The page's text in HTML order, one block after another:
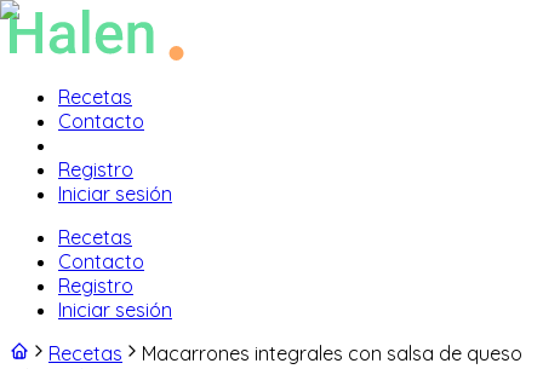
Recetas
Contacto
Registro
Iniciar sesión
Recetas
Contacto
Registro
Iniciar sesión
Recetas
Macarrones integrales con salsa de queso